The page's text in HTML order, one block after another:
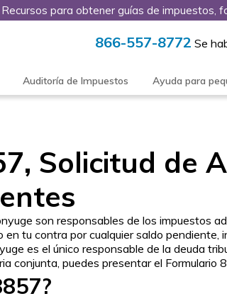
para obtener guías de impuestos,
866-557-8772 Se
Auditoría de Impuestos Ayuda para
Solicitud de
son responsables de los impuestos
tu contra por cualquier saldo
es el único responsable de la deuda
conjunta, puedes presentar el